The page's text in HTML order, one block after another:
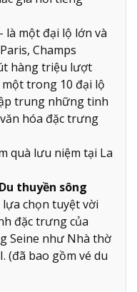
- là một đại lộ lớn và
Champs
hàng triệu lượt
trong 10 đại lộ
trung những tinh
hóa đặc trưng
quà lưu niệm tại La
thuyền sông
chọn tuyệt vời
đặc trưng của
Seine như Nhà thờ
(đã bao gồm vé du